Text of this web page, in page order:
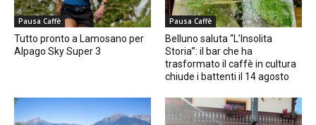
Pausa Caffè
Tutto pronto a Lamosano per
Alpago Sky Super 3
Pausa Caffè
Belluno saluta “L’Insolita
Storia”: il bar che ha
trasformato il caffè in cultura
chiude i battenti il 14 agosto